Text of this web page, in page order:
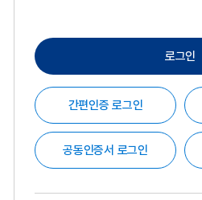
로그인
간편인증 로그인
공동인증서 로그인